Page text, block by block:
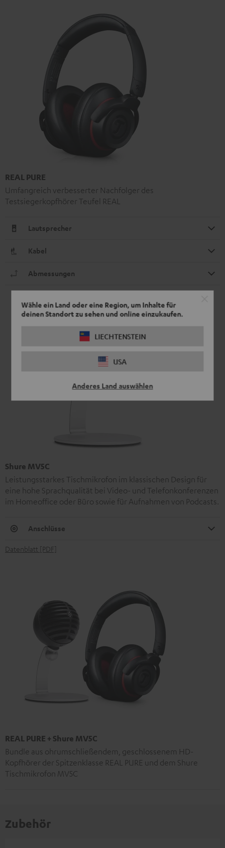
Wähle ein Land oder eine Region, um Inhalte für
deinen Standort zu sehen und online einzukaufen.
LIECHTENSTEIN
USA
Anderes Land auswählen
REAL PURE
Umfangreich verbesserter Nachfolger des
Testsiegerkopfhörer Teufel REAL
Lautsprecher
Kabel
Abmessungen
Shure MV5C
Leistungsstarkes Tischmikrofon im klassischen Design für
eine hohe Sprachqualität bei Video- und Telefonkonferenzen
im Homeoffice oder Büro sowie für Aufnahmen von Podcasts.
Anschlüsse
Datenblatt [PDF]
REAL PURE + Shure MV5C
Bundle aus ohrumschließendem, geschlossenem HD-
Kopfhörer der Spitzenklasse REAL PURE und dem Shure
Tischmikrofon MV5C
Zubehör